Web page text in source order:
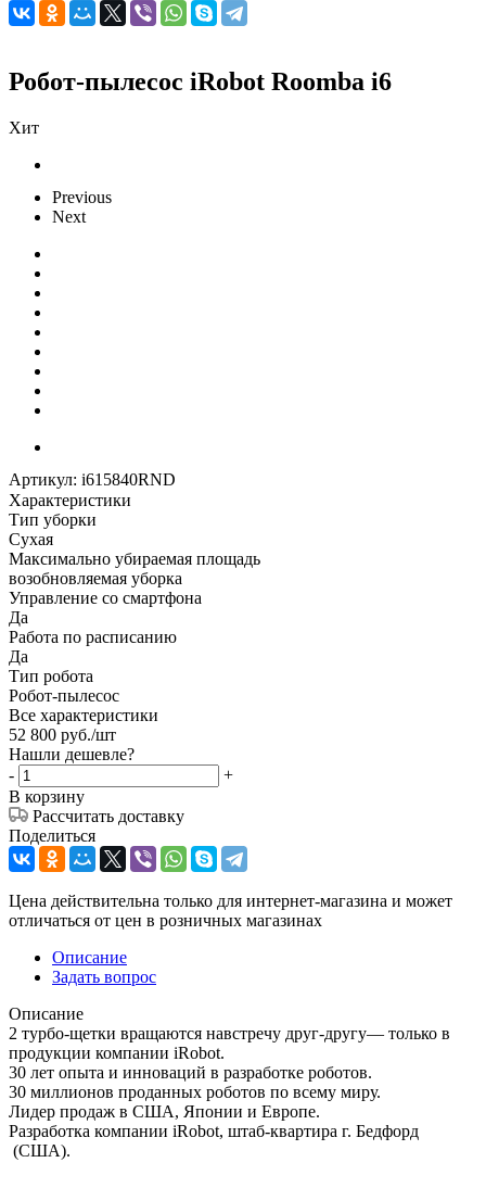
Робот-пылесос iRobot Roomba i6
Хит
Previous
Next
Артикул: i615840RND
Характеристики
Тип уборки
Сухая
Максимально убираемая площадь
возобновляемая уборка
Управление со смартфона
Да
Работа по расписанию
Да
Тип робота
Робот-пылесос
Все характеристики
52 800 руб./шт
Нашли дешевле?
-
+
В корзину
Рассчитать доставку
Поделиться
Цена действительна только для интернет-магазина и может
отличаться от цен в розничных магазинах
Описание
Задать вопрос
Описание
2 турбо-щетки вращаются навстречу друг-другу— только в
продукции компании iRobot.
30 лет опыта и инноваций в разработке роботов.
30 миллионов проданных роботов по всему миру.
Лидер продаж в США, Японии и Европе.
Разработка компании iRobot, штаб-квартира г. Бедфорд
(США).